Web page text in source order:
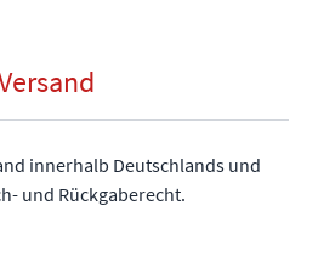
innerhalb Deutschlands und
und Rückgaberecht.